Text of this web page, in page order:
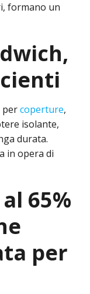
formano un
percoperture,
isolante,
durata.
in opera di
65%
per